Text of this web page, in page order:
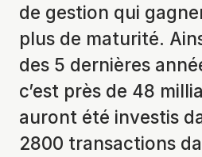
de gestion qui
plus de maturité.
des 5 dernières
c’est près de 48
auront été investis
2800 transactions